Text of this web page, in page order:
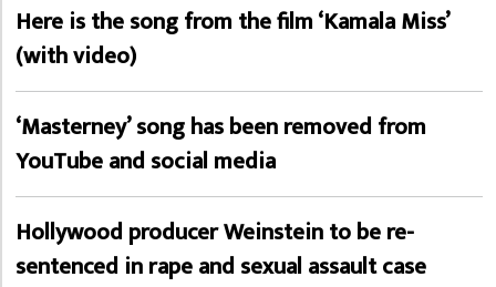
Here is the song from the film ‘Kamala Miss’
(with video)
‘Masterney’ song has been removed from
YouTube and social media
Hollywood producer Weinstein to be re-
sentenced in rape and sexual assault case